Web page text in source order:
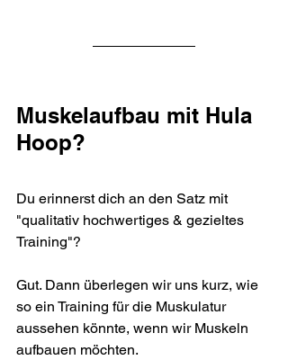
Muskelaufbau mit Hula
Hoop?
Du erinnerst dich an den Satz mit
"qualitativ hochwertiges & gezieltes
Training"?
Gut. Dann überlegen wir uns kurz, wie
so ein Training für die Muskulatur
aussehen könnte, wenn wir Muskeln
aufbauen möchten.